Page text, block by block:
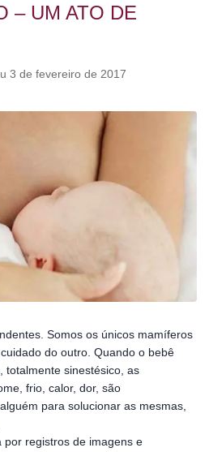
– UM ATO DE
3 de fevereiro de 2017
Somos os únicos mamíferos
do outro. Quando o bebê
totalmente sinestésico, as
frio, calor, dor, são
para solucionar as mesmas,
registros de imagens e